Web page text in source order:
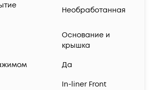
Необработанная
Основание и
крышка
Да
In-liner Front